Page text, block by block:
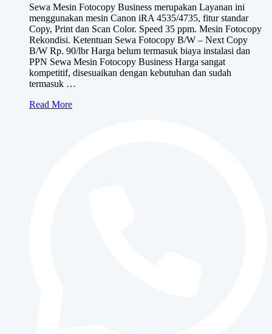
Rp450,000
hingga
Rp630,000
Sewa Mesin Fotocopy Business merupakan Layanan ini
menggunakan mesin Canon iRA 4535/4735, fitur standar
Copy, Print dan Scan Color. Speed 35 ppm. Mesin Fotocopy
Rekondisi. Ketentuan Sewa Fotocopy B/W – Next Copy
B/W Rp. 90/lbr Harga belum termasuk biaya instalasi dan
PPN Sewa Mesin Fotocopy Business Harga sangat
kompetitif, disesuaikan dengan kebutuhan dan sudah
termasuk …
Sewa
Read More